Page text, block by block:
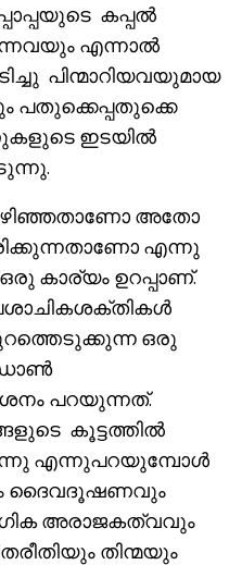
കപ്പൽ
എന്നാൽ
പിന്മാറിയവയുമായ
പതുക്കെപ്പതുക്കെ
ഇടയിൽ
അതോ
എന്നു
കാര്യം ഉറപ്പാണ്.
ഒരു
പറയുന്നത്.
കൂട്ടത്തിൽ
എന്നുപറയുമ്പോൾ
ദൈവദൂഷണവും
അരാജകത്വവും
തിന്മയും